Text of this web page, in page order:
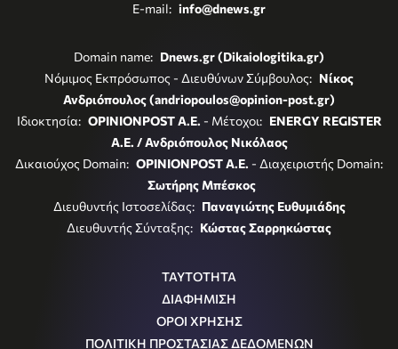
E-mail: info@dnews.gr
Domain name: Dnews.gr (Dikaiologitika.gr)
Νόμιμος Εκπρόσωπος - Διευθύνων Σύμβουλος: Νίκος
Ανδριόπουλος (andriopoulos@opinion-post.gr)
Ιδιοκτησία: OPINIONPOST A.E. - Μέτοχοι: ENERGY REGISTER
Α.Ε. / Ανδριόπουλος Νικόλαος
Δικαιούχος Domain: OPINIONPOST A.E. - Διαχειριστής Domain:
Σωτήρης Μπέσκος
Διευθυντής Ιστοσελίδας: Παναγιώτης Ευθυμιάδης
Διευθυντής Σύνταξης: Κώστας Σαρρηκώστας
ΤΑΥΤΟΤΗΤΑ
ΔΙΑΦΗΜΙΣΗ
ΟΡΟΙ ΧΡΗΣΗΣ
ΠΟΛΙΤΙΚΗ ΠΡΟΣΤΑΣΙΑΣ ΔΕΔΟΜΕΝΩΝ